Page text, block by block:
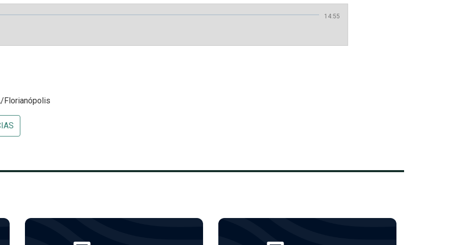
14:55
Florianópolis